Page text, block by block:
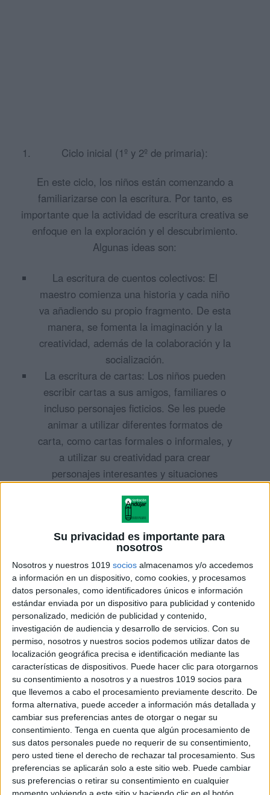
Su privacidad es importante para
nosotros
Nosotros y nuestros 1019 socios almacenamos y/o accedemos
a información en un dispositivo, como cookies, y procesamos
datos personales, como identificadores únicos e información
estándar enviada por un dispositivo para publicidad y contenido
personalizado, medición de publicidad y contenido,
investigación de audiencia y desarrollo de servicios. Con su
permiso, nosotros y nuestros socios podemos utilizar datos de
localización geográfica precisa e identificación mediante las
características de dispositivos. Puede hacer clic para otorgarnos
su consentimiento a nosotros y a nuestros 1019 socios para
que llevemos a cabo el procesamiento previamente descrito. De
forma alternativa, puede acceder a información más detallada y
cambiar sus preferencias antes de otorgar o negar su
consentimiento. Tenga en cuenta que algún procesamiento de
sus datos personales puede no requerir de su consentimiento,
pero usted tiene el derecho de rechazar tal procesamiento. Sus
preferencias se aplicarán solo a este sitio web. Puede cambiar
sus preferencias o retirar su consentimiento en cualquier
Ciclo inicial (1º y 2º de primaria):
En este ciclo, los niños están comenzando a
familiarizarse con la escritura. Por tanto, es
importante que la actividad de escritura creativa se
enfoque en la exploración y el descubrimiento.
Algunas ideas son:
La escritura de cuentos colectivos: El
maestro comienza una historia y cada niño
va añadiendo su propio fragmento. De esta
manera, se fomenta la imaginación y la
creatividad, además de la colaboración y la
socialización.
La escritura de cartas: Los niños pueden
escribir cartas a sus amigos, familiares o
incluso personajes ficticios. Se les puede
animar a utilizar diferentes formatos de
carta, como cartas formales o informales, y
a utilizar su creatividad para crear
personajes interesantes y situaciones
Ciclo medio (3º y 4º de primaria):
En este ciclo, los niños ya han adquirido cierta
habilidad en la escritura. Por tanto, es importante
que se les dé más libertad para explorar su
creatividad y desarrollar su propia voz. Algunas ideas
son:
La escritura de cuentos cortos: Los niños
pueden escribir cuentos cortos sobre
cualquier tema que les interese. Se les
puede animar a utilizar técnicas narrativas
como la descripción, el diálogo y la creación
de personajes complejos.
La escritura de poemas: La poesía es una
forma de escritura muy creativa y emotiva.
Los niños pueden experimentar con